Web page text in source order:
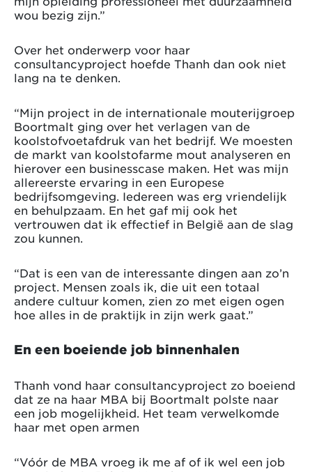
wou bezig zijn.”
Over het onderwerp voor haar
consultancyproject hoefde Thanh dan ook niet
lang na te denken.
“Mijn project in de internationale mouterijgroep
Boortmalt ging over het verlagen van de
koolstofvoetafdruk van het bedrijf. We moesten
de markt van koolstofarme mout analyseren en
hierover een businesscase maken. Het was mijn
allereerste ervaring in een Europese
bedrijfsomgeving. Iedereen was erg vriendelijk
en behulpzaam. En het gaf mij ook het
vertrouwen dat ik effectief in België aan de slag
zou kunnen.
“Dat is een van de interessante dingen aan zo’n
project. Mensen zoals ik, die uit een totaal
andere cultuur komen, zien zo met eigen ogen
hoe alles in de praktijk in zijn werk gaat.”
En een boeiende job binnenhalen
Thanh vond haar consultancyproject zo boeiend
dat ze na haar MBA bij Boortmalt polste naar
een job mogelijkheid. Het team verwelkomde
haar met open armen
“Vóór de MBA vroeg ik me af of ik wel een job